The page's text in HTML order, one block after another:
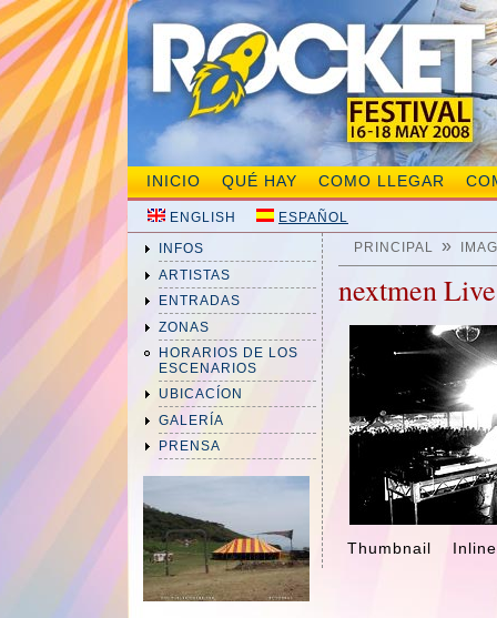
INICIO QUÉ HAY COMO LLEGAR
ENGLISH ESPAÑOL
INFOS
ARTISTAS
ENTRADAS
ZONAS
HORARIOS DE LOS
ESCENARIOS
UBICACÍON
GALERÍA
PRENSA
PRINCIPAL »
nextmen Live
Thumbnail